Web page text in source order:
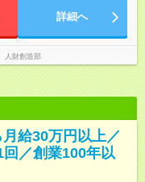
詳細へ
人財創造部
給30万円以上／
／創業100年以